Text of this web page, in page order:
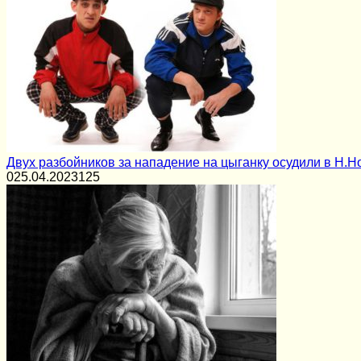
Двух разбойников за нападение на цыганку осудили в
025.04.2023125